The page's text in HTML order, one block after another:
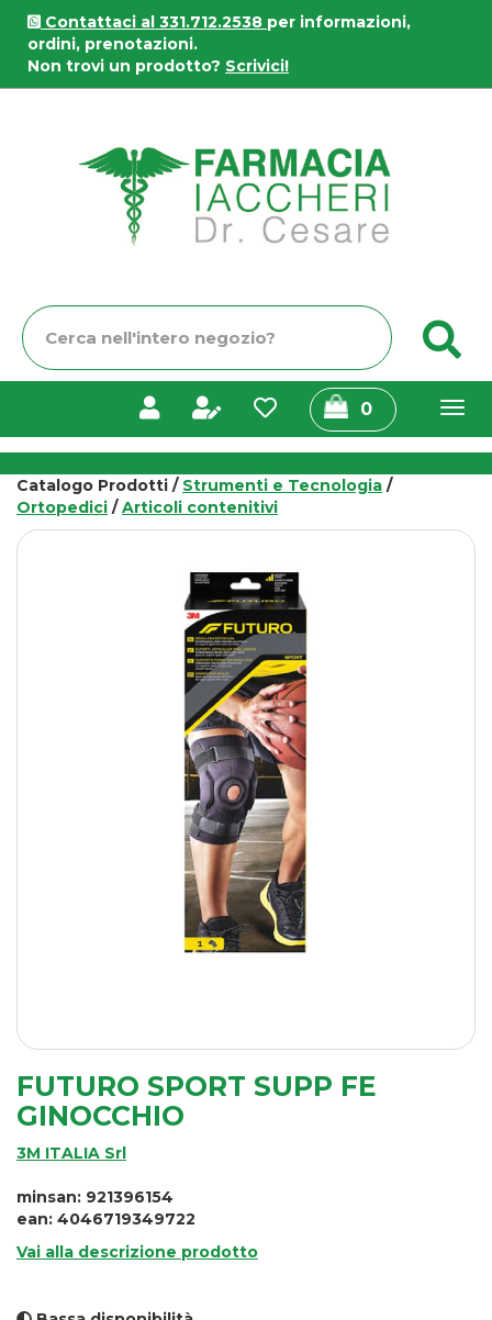
Passa
contenuto
principale
Contattaci al 331.712.2538 per informazioni,
ordini, prenotazioni.
Non trovi un prodotto? Scrivici!
Cerca
Prodotto
0prodotti
inseriti
Catalogo Prodotti / Strumenti e Tecnologia /
Ortopedici /Articoli contenitivi
FUTURO SPORT SUPP FE
GINOCCHIO
3M ITALIA Srl
minsan: 921396154
ean: 4046719349722
Vai alla descrizione prodotto